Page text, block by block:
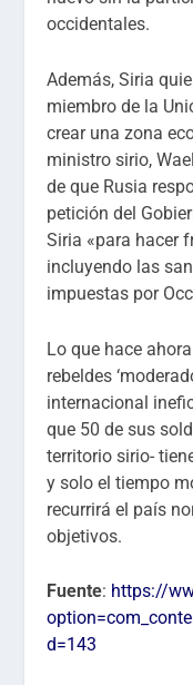
occidentales.
Además, Siria
miembro de la
crear una zona
ministro sirio,
de que Rusia
petición del
Siria «para hacer
incluyendo las
impuestas por
Lo que hace
rebeldes
internacional
que 50 de sus
territorio sirio-
y solo el tiempo
recurrirá el país
objetivos.
Fuente: https://
d=143